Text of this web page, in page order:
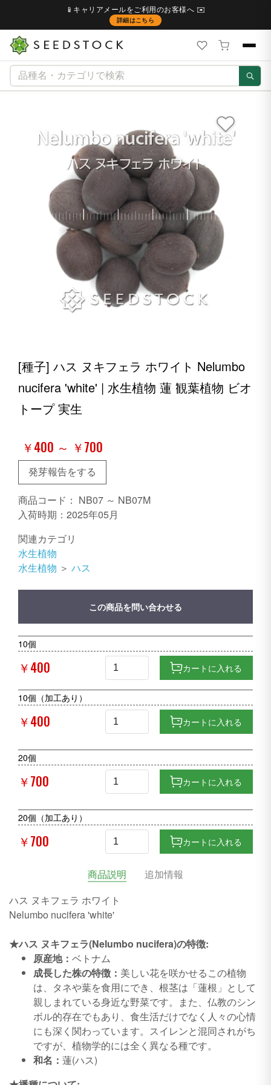
📱キャリアメールをご利用のお客様へ ✉️
詳細はこちら
[種子] ハス ヌキフェラ ホワイト Nelumbo
nucifera 'white' | 水生植物 蓮 観葉植物 ビオ
トープ 実生
￥400 ～ ￥700
発芽報告をする
商品コード： NB07 ～ NB07M
入荷時期：2025年05月
関連カテゴリ
水生植物
水生植物 ＞ ハス
この商品を問い合わせる
10個
￥400 カートに入れる
10個（加工あり）
￥400 カートに入れる
20個
￥700 カートに入れる
20個（加工あり）
￥700 カートに入れる
商品説明
追加情報
ハス ヌキフェラ ホワイト
Nelumbo nucifera 'white'
★ハス ヌキフェラ(Nelumbo nucifera)の特徴:
原産地： ベトナム
成長した株の特徴： 美しい花を咲かせるこの植物
は、タネや葉を食用にでき、根茎は「蓮根」として
親しまれている身近な野菜です。また、仏教のシン
ボル的存在でもあり、食生活だけでなく人々の心情
にも深く関わっています。スイレンと混同されがち
ですが、植物学的には全く異なる種です。
和名： 蓮(ハス)